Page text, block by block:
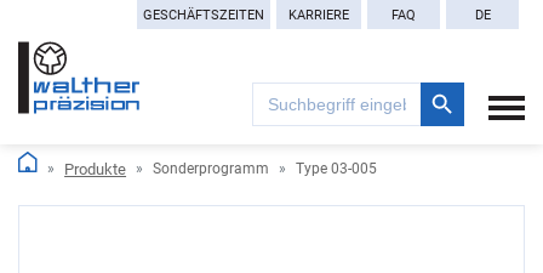
GESCHÄFTSZEITEN KARRIERE FAQ DE
Search
for:
Search Button
Produkte Sonderprogramm Type 03-005